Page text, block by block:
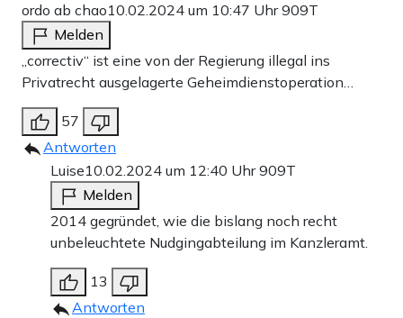
ordo ab chao10.02.2024 um 10:47 Uhr909T
Melden
„correctiv“ ist eine von der Regierung illegal ins
Privatrecht ausgelagerte Geheimdienstoperation…
57
Antworten
Luise10.02.2024 um 12:40 Uhr909T
Melden
2014 gegründet, wie die bislang noch recht
unbeleuchtete Nudgingabteilung im Kanzleramt.
13
Antworten